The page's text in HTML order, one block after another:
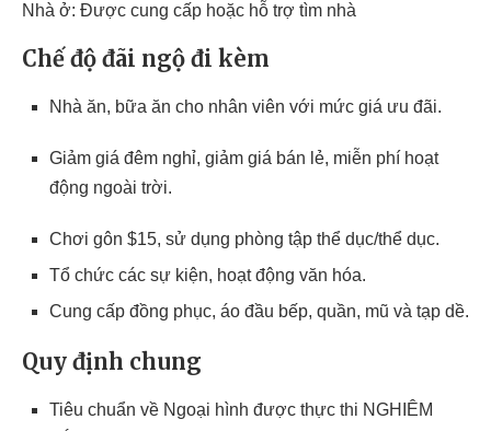
Nhà ở: Được cung cấp hoặc hỗ trợ tìm nhà
Chế độ đãi ngộ đi kèm
Nhà ăn, bữa ăn cho nhân viên với mức giá ưu đãi.
Giảm giá đêm nghỉ, giảm giá bán lẻ, miễn phí hoạt
động ngoài trời.
Chơi gôn $15, sử dụng phòng tập thể dục/thể dục.
Tổ chức các sự kiện, hoạt động văn hóa.
Cung cấp đồng phục, áo đầu bếp, quần, mũ và tạp dề.
Quy định chung
Tiêu chuẩn về Ngoại hình được thực thi NGHIÊM